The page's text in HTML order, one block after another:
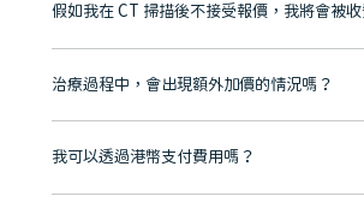
牌」、「2025香港企業領袖品牌」，是諾貝爾種植
至今已服務超過三十個國家和地區的顧客，受到粵
市市民極高的口碑評價及信任推薦 珠海、深圳設有
有咨詢及服務保障中心，有任何問題都可以隨時預
假如我在 CT 掃描後不接受報價，我將會被收
不會！只要未開始實際服務之前，你不會被收取任
治療過程中，會出現額外加價的情況嗎？
不會，治療前我們會詳細說明治療方案及對應的價
我可以透過港幣支付費用嗎？
可以。維港口腔會按照當日匯率轉算收取費用，而